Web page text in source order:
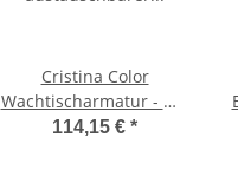
Cristina Color
Wachtischarmatur - mit
austauschbarer
114,15 € *